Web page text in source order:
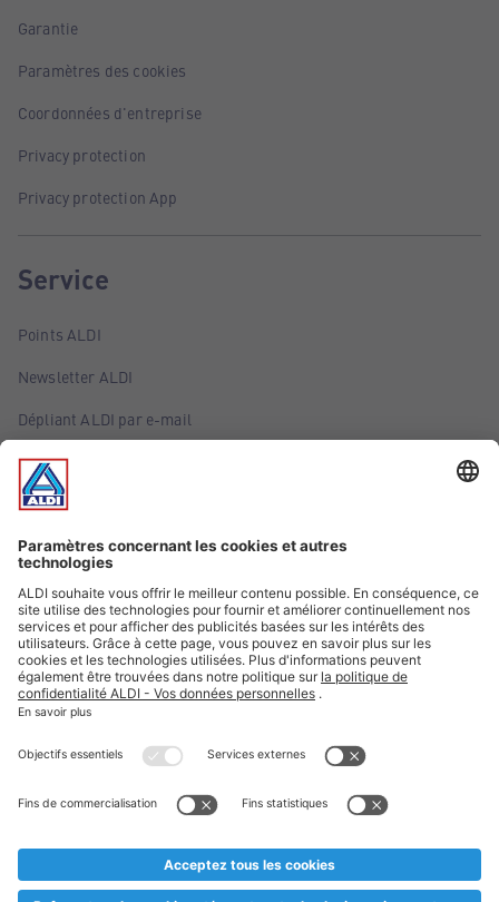
Garantie
Paramètres des cookies
Coordonnées d'entreprise
Privacy protection
Privacy protection App
Service
Points ALDI
Newsletter ALDI
Dépliant ALDI par e-mail
Offres
Infos essentielles
Suivez ALDI Belgique
Textes marqués d'un astérisque et mentions légales
* Nous vendons ces articles temporairement et jusqu'à
au cas où, malgré le planning bien étudié, nous serions
prématurément en rupture de stock. Prix Recupel et TVA incl.
** Sur ce site, l’utilisation de la forme masculine a été adoptée